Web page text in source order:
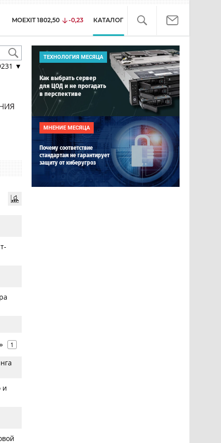
MOEXIT 1802,50 -0,23 КАТАЛОГ
▼
1
и
ТЕХНОЛОГИЯ МЕСЯЦА
Как выбрать сервер
для ЦОД и не прогадать
в перспективе
МНЕНИЕ МЕСЯЦА
Почему соответствие
стандартам не гарантирует
защиту от киберугроз